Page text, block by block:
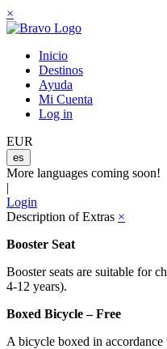
×
Inicio
Destinos
Ayuda
Mi Cuenta
Log in
EUR
es
More languages coming soon!
|
Login
Description of Extras ×
Booster Seat
Booster seats are suitable for
4-12 years).
Boxed Bicycle – Free
A bicycle boxed in